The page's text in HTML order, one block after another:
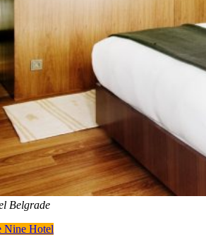
Belgrade
Nine Hotel